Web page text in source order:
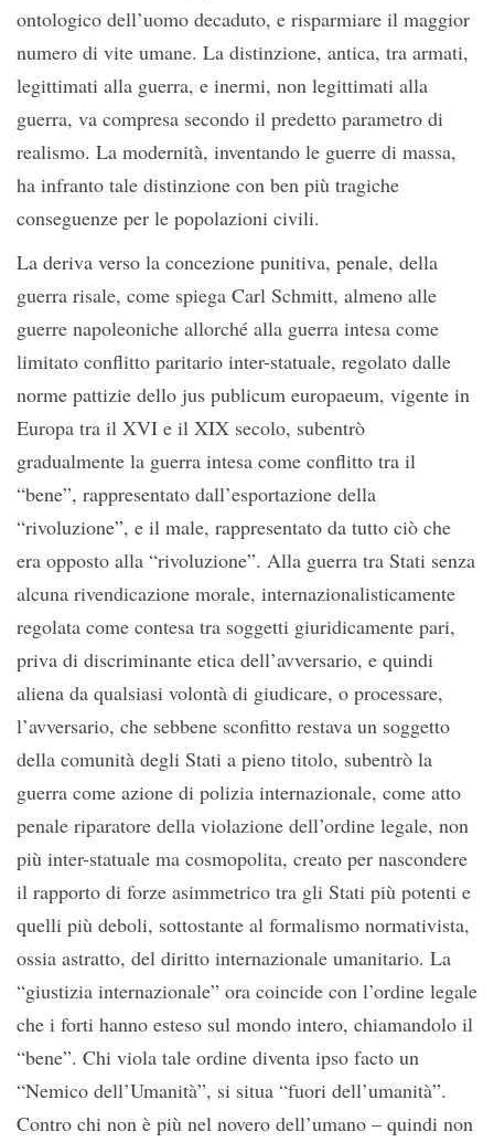
ontologico dell’uomo decaduto, e risparmiare il maggior
numero di vite umane. La distinzione, antica, tra armati,
legittimati alla guerra, e inermi, non legittimati alla
guerra, va compresa secondo il predetto parametro di
realismo. La modernità, inventando le guerre di massa,
ha infranto tale distinzione con ben più tragiche
conseguenze per le popolazioni civili.
La deriva verso la concezione punitiva, penale, della
guerra risale, come spiega Carl Schmitt, almeno alle
guerre napoleoniche allorché alla guerra intesa come
limitato conflitto paritario inter-statuale, regolato dalle
norme pattizie dello jus publicum europaeum, vigente in
Europa tra il XVI e il XIX secolo, subentrò
gradualmente la guerra intesa come conflitto tra il
“bene”, rappresentato dall’esportazione della
“rivoluzione”, e il male, rappresentato da tutto ciò che
era opposto alla “rivoluzione”. Alla guerra tra Stati senza
alcuna rivendicazione morale, internazionalisticamente
regolata come contesa tra soggetti giuridicamente pari,
priva di discriminante etica dell’avversario, e quindi
aliena da qualsiasi volontà di giudicare, o processare,
l’avversario, che sebbene sconfitto restava un soggetto
della comunità degli Stati a pieno titolo, subentrò la
guerra come azione di polizia internazionale, come atto
penale riparatore della violazione dell’ordine legale, non
più inter-statuale ma cosmopolita, creato per nascondere
il rapporto di forze asimmetrico tra gli Stati più potenti e
quelli più deboli, sottostante al formalismo normativista,
ossia astratto, del diritto internazionale umanitario. La
“giustizia internazionale” ora coincide con l’ordine legale
che i forti hanno esteso sul mondo intero, chiamandolo il
“bene”. Chi viola tale ordine diventa ipso facto un
“Nemico dell’Umanità”, si situa “fuori dell’umanità”.
Contro chi non è più nel novero dell’umano – quindi non